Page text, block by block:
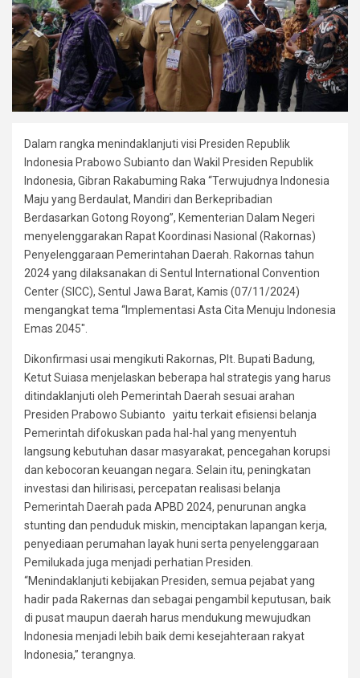
Dalam rangka menindaklanjuti visi Presiden Republik
Indonesia Prabowo Subianto dan Wakil Presiden Republik
Indonesia, Gibran Rakabuming Raka “Terwujudnya Indonesia
Maju yang Berdaulat, Mandiri dan Berkepribadian
Berdasarkan Gotong Royong”, Kementerian Dalam Negeri
menyelenggarakan Rapat Koordinasi Nasional (Rakornas)
Penyelenggaraan Pemerintahan Daerah. Rakornas tahun
2024 yang dilaksanakan di Sentul International Convention
Center (SICC), Sentul Jawa Barat, Kamis (07/11/2024)
mengangkat tema “Implementasi Asta Cita Menuju Indonesia
Emas 2045″.
Dikonfirmasi usai mengikuti Rakornas, Plt. Bupati Badung,
Ketut Suiasa menjelaskan beberapa hal strategis yang harus
ditindaklanjuti oleh Pemerintah Daerah sesuai arahan
Presiden Prabowo Subianto yaitu terkait efisiensi belanja
Pemerintah difokuskan pada hal-hal yang menyentuh
langsung kebutuhan dasar masyarakat, pencegahan korupsi
dan kebocoran keuangan negara. Selain itu, peningkatan
investasi dan hilirisasi, percepatan realisasi belanja
Pemerintah Daerah pada APBD 2024, penurunan angka
stunting dan penduduk miskin, menciptakan lapangan kerja,
penyediaan perumahan layak huni serta penyelenggaraan
Pemilukada juga menjadi perhatian Presiden.
“Menindaklanjuti kebijakan Presiden, semua pejabat yang
hadir pada Rakernas dan sebagai pengambil keputusan, baik
di pusat maupun daerah harus mendukung mewujudkan
Indonesia menjadi lebih baik demi kesejahteraan rakyat
Indonesia,” terangnya.